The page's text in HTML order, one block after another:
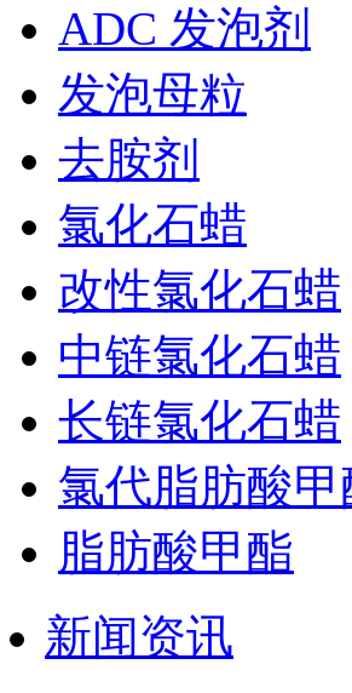
ADC 发泡剂
发泡母粒
去胺剂
氯化石蜡
改性氯化石蜡
中链氯化石蜡
长链氯化石蜡
氯代脂肪酸甲
脂肪酸甲酯
新闻资讯